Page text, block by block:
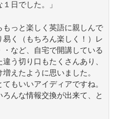
日でした。」
もっと楽しく英語に親しんで
易く（もちろん楽しく！）レ
など、自宅で開講している
う切り口もたくさんあり、
えたように思いました。
もいいアイディアですね。
んな情報交換が出来て、と